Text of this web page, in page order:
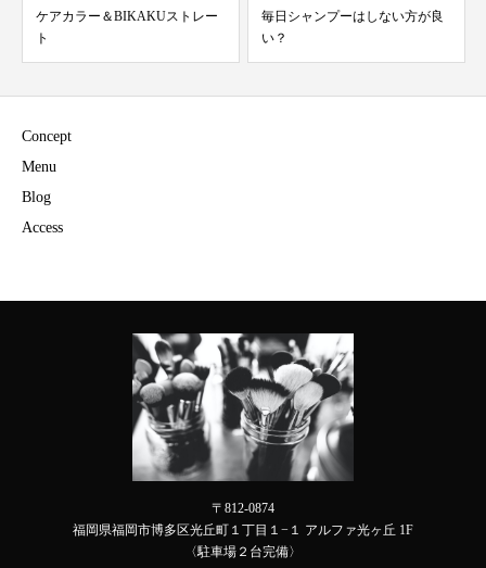
ケアカラー＆BIKAKUストレー
ト
毎日シャンプーはしない方が良
い？
Concept
Menu
Blog
Access
〒812-0874
福岡県福岡市博多区光丘町１丁目１−１ アルファ光ヶ丘 1F
〈駐車場２台完備〉